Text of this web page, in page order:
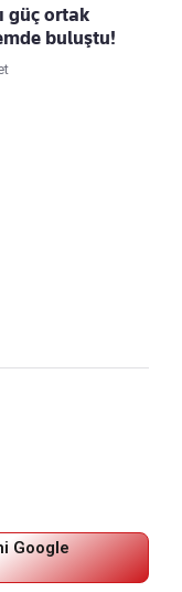
güç ortak
buluştu!
Google